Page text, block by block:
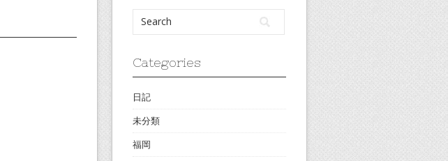
Categories
日記
未分類
福岡